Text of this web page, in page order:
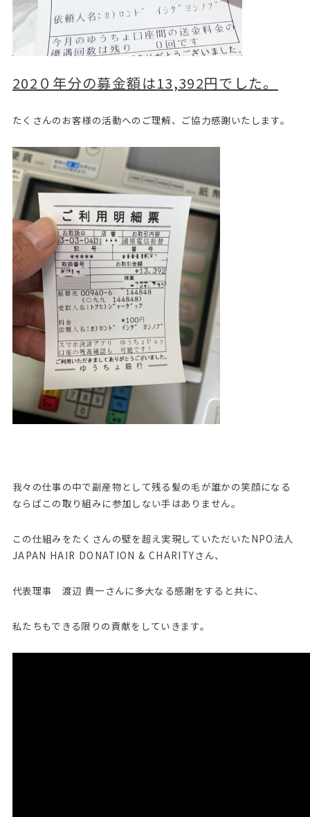
202０年分の募金額は13,392円でした。
たくさんのお客様の活動へのご理解、ご協力感謝いたします。
我々の仕事の中で副産物として残る髪の毛が誰かの笑顔になる
ならばこの取り組みに参加しない手はありません。
この仕組みをたくさんの壁を超え実現していただいたNPO法人
JAPAN HAIR DONATION & CHARITYさん、
代表理事 渡辺 貴一さんに多大なる感謝をすると共に、
私たちもできる限りの貢献をしていきます。